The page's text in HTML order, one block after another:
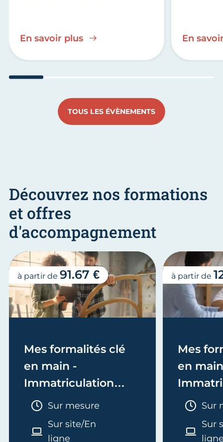
En savoir plus En
TOUS LES ÉVÈNEMENTS
Découvrez nos formations
et offres
d'accompagnement
Mes formalités clé
en main -
Immatriculation
(EI/Micro-entreprise
Durée :
Sur mesure
Sur site/En
ligne
à partir de 91.67 €
Mes
en
Sur
Sur
à partir de